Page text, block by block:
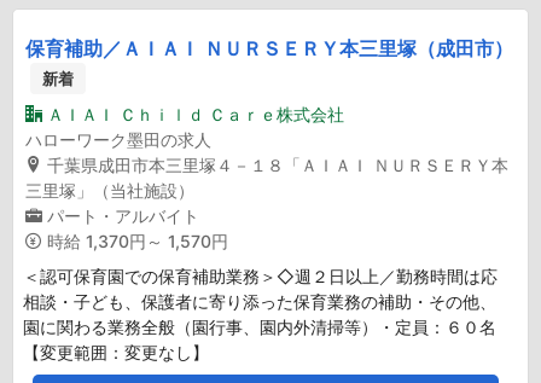
保育補助／ＡＩＡＩ ＮＵＲＳＥＲＹ本三里塚（成田市）
新着
ＡＩＡＩ Ｃｈｉｌｄ Ｃａｒｅ株式会社
ハローワーク墨田の求人
千葉県成田市本三里塚４－１８「ＡＩＡＩ ＮＵＲＳＥＲＹ本
三里塚」（当社施設）
パート・アルバイト
時給 1,370円～ 1,570円
＜認可保育園での保育補助業務＞◇週２日以上／勤務時間は応
相談・子ども、保護者に寄り添った保育業務の補助・その他、
園に関わる業務全般（園行事、園内外清掃等）・定員：６０名
【変更範囲：変更なし】